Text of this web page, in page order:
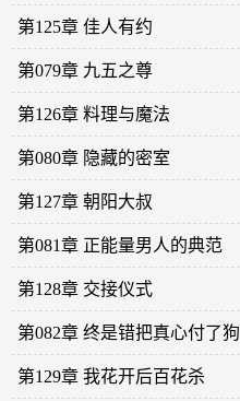
第125章 佳人有约
第079章 九五之尊
第126章 料理与魔法
第080章 隐藏的密室
第127章 朝阳大叔
第081章 正能量男人的典范
第128章 交接仪式
第082章 终是错把真心付了狗
第129章 我花开后百花杀